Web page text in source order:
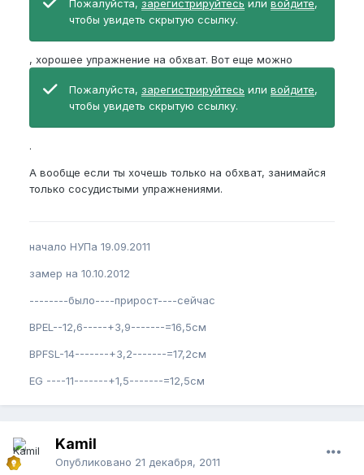
Пожалуйста, зарегистрируйтесь или войдите,
чтобы увидеть скрытую ссылку.
, хорошее упражнение на обхват. Вот еще можно
Пожалуйста, зарегистрируйтесь или войдите,
чтобы увидеть скрытую ссылку.
.
А вообще если ты хочешь только на обхват, занимайся
только сосудистыми упражнениями.
начало НУПа 19.09.2011
замер на 10.10.2012
--------было----прирост----сейчас
BPEL--12,6-----+3,9-------=16,5см
BPFSL-14-------+3,2-------=17,2см
EG ----11-------+1,5-------=12,5см
Kamil
Опубликовано 21 декабря, 2011